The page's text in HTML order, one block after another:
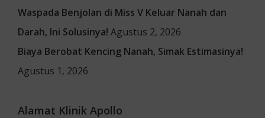
Waspada Benjolan di Miss V Keluar Nanah dan
Darah, Ini Solusinya! Agustus 2, 2026
Biaya Berobat Kencing Nanah, Simak Estimasinya!
Agustus 1, 2026
Alamat Klinik Apollo